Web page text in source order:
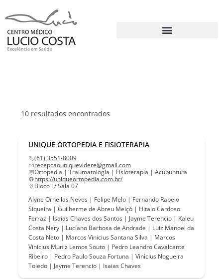
10 resultados encontrados
UNIQUE ORTOPEDIA E FISIOTERAPIA
(61) 3551-8009
recepcaouniquevidere@gmail.com
Ortopedia | Traumatologia | Fisioterapia | Acupuntura
https://uniqueortopedia.com.br/
Bloco I / Sala 07
Alyne Ornellas Neves | Felipe Melo | Fernando Rabelo
Siqueira | Guilherme de Abreu Meiçó | Hitalo Cardoso
Ferraz | Isaias Chaves dos Santos | Jayme Terencio | Kaleu
Costa Nery | Luciano Barbosa de Andrade | Luiz Manoel da
Costa Neto | Marcos Vinicius Santana Silva | Marcos
Vinicius Muniz Lemos Souto | Pedro Leandro Cavalcante
Ribeiro | Pedro Paulo Souza Fortuna | Vinicius Nogueira
Toledo | Jayme Terencio | Isaias Chaves